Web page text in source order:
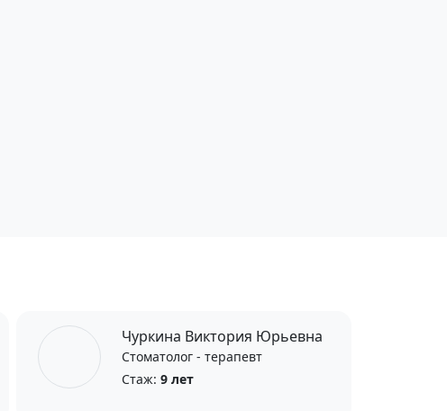
Чуркина Виктория Юрьевна
Стоматолог - терапевт
Стаж: 9 лет